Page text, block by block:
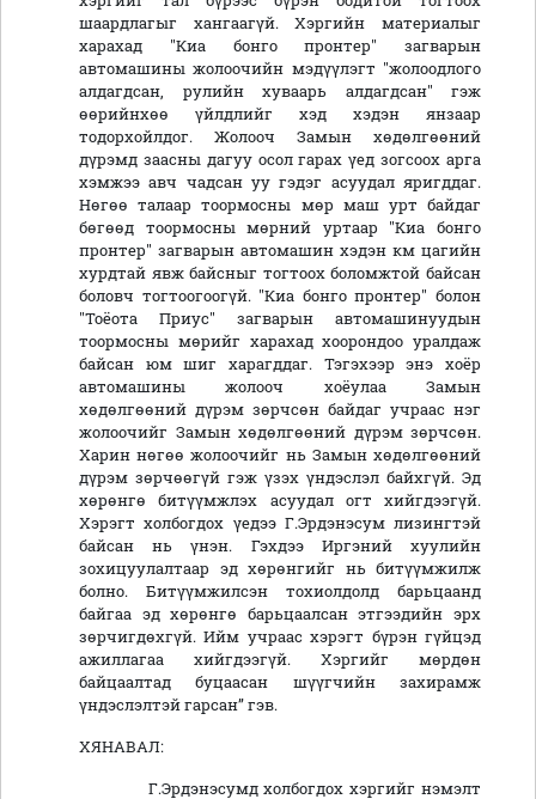
шаардлагыг хангаагүй. Хэргийн материалыг
харахад "Киа бонго пронтер" загварын
автомашины жолоочийн мэдүүлэгт "жолоодлого
алдагдсан, рулийн хуваарь алдагдсан" гэж
өөрийнхөө үйлдлийг хэд хэдэн янзаар
тодорхойлдог. Жолооч Замын хөдөлгөөний
дүрэмд заасны дагуу осол гарах үед зогсоох арга
хэмжээ авч чадсан уу гэдэг асуудал яригддаг.
Нөгөө талаар тоормосны мөр маш урт байдаг
бөгөөд тоормосны мөрний уртаар "Киа бонго
пронтер" загварын автомашин хэдэн км цагийн
хурдтай явж байсныг тогтоох боломжтой байсан
боловч тогтоогоогүй. "Киа бонго пронтер" болон
"Тоёота Приус" загварын автомашинуудын
тоормосны мөрийг харахад хоорондоо уралдаж
байсан юм шиг харагддаг. Тэгэхээр энэ хоёр
автомашины жолооч хоёулаа Замын
хөдөлгөөний дүрэм зөрчсөн байдаг учраас нэг
жолоочийг Замын хөдөлгөөний дүрэм зөрчсөн.
Харин нөгөө жолоочийг нь Замын хөдөлгөөний
дүрэм зөрчөөгүй гэж үзэх үндэслэл байхгүй. Эд
хөрөнгө битүүмжлэх асуудал огт хийгдээгүй.
Хэрэгт холбогдох үедээ Г.Эрдэнэсум лизингтэй
байсан нь үнэн. Гэхдээ Иргэний хуулийн
зохицуулалтаар эд хөрөнгийг нь битүүмжилж
болно. Битүүмжилсэн тохиолдолд барьцаанд
байгаа эд хөрөнгө барьцаалсан этгээдийн эрх
зөрчигдөхгүй. Ийм учраас хэрэгт бүрэн гүйцэд
ажиллагаа хийгдээгүй. Хэргийг мөрдөн
байцаалтад буцаасан шүүгчийн захирамж
үндэслэлтэй гарсан” гэв.
ХЯНАВАЛ:
Г.Эрдэнэсумд холбогдох хэргийг нэмэлт